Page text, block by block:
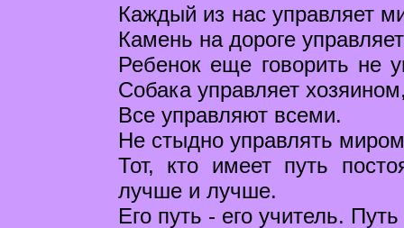
Каждый из нас управляет
Камень на дороге
Ребенок еще говорить не
Собака управляет
Все управляют всеми.
Не стыдно управлять
Тот, кто имеет путь
лучше и лучше.
Его путь - его учитель.